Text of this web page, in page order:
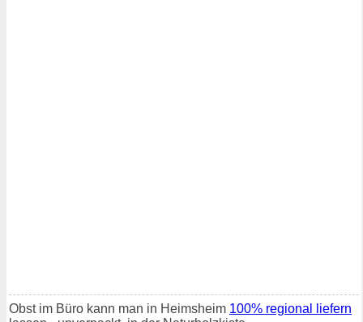
Obst im Büro kann man in Heimsheim 100% regional liefern